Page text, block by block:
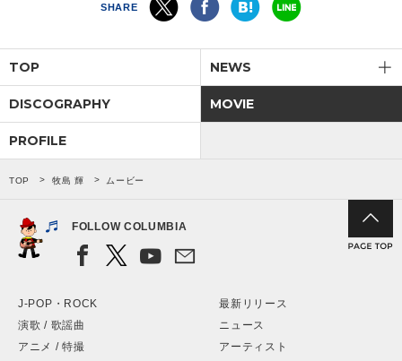
SHARE
TOP NEWS
DISCOGRAPHY MOVIE
PROFILE
TOP 牧島 輝 ムービー
FOLLOW COLUMBIA
J-POP・ROCK
演歌 / 歌謡曲
アニメ / 特撮
最新リリース
ニュース
アーティスト